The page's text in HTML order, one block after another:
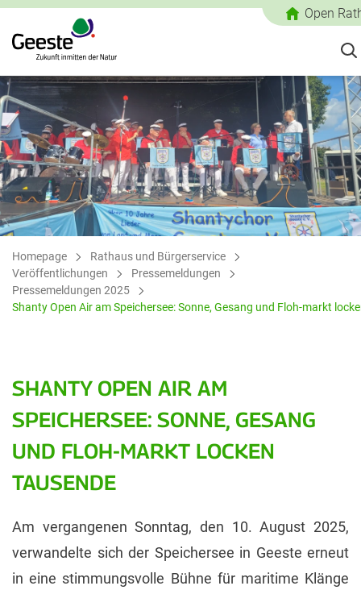
Open
Homepage
Rathaus und Bürgerservice
Veröffentlichungen
Pressemeldungen
Pressemeldungen 2025
Shanty Open Air am Speichersee: Sonne, Gesang und Floh-markt
SHANTY OPEN AIR AM
SPEICHERSEE: SONNE, GESANG
UND FLOH-MARKT LOCKEN
TAUSENDE
Am vergangenen Sonntag, den 10. August 2025,
verwandelte sich der Speichersee in Geeste erneut
in eine stimmungsvolle Bühne für maritime Klänge